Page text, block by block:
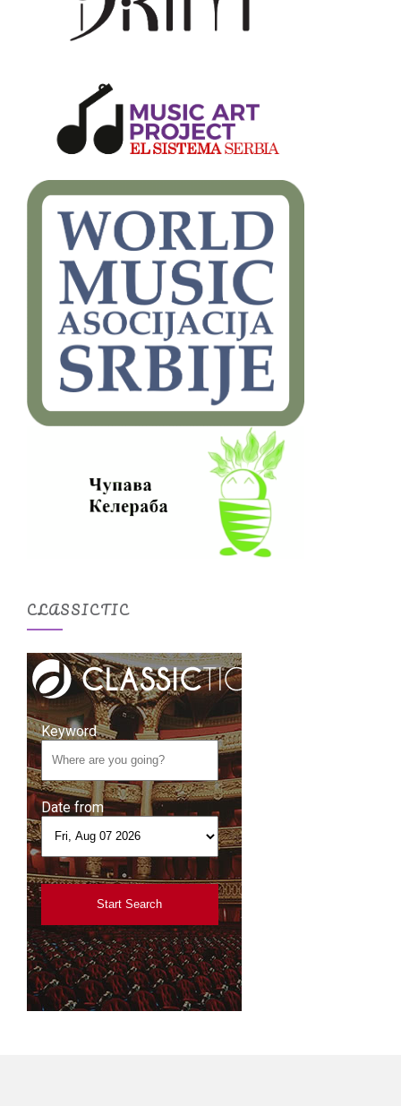
CLASSICTIC